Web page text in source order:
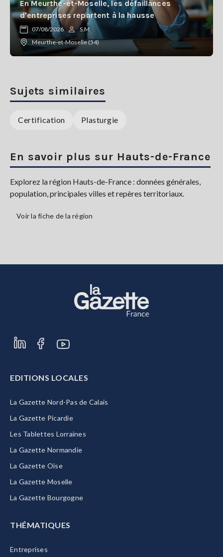
En Meurthe-et-Moselle, les défaillances
d'entreprises repartent à la hausse
07/08/2026
S.M
Meurthe-et-Moselle (54)
Sujets similaires
Certification Plasturgie
En savoir plus sur Hauts-de-France
Explorez la région Hauts-de-France : données générales,
population, principales villes et repères territoriaux.
Voir la fiche de la région
EDITIONS LOCALES
La Gazette Nord-Pas de Calais
La Gazette Picardie
Les Tablettes Lorraines
La Gazette Normandie
La Gazette Oise
La Gazette Moselle
La Gazette Bourgogne
THÉMATIQUES
Entreprises